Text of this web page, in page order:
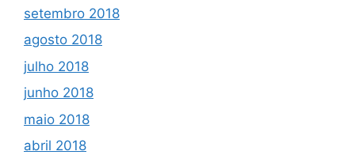
setembro 2018
agosto 2018
julho 2018
junho 2018
maio 2018
abril 2018